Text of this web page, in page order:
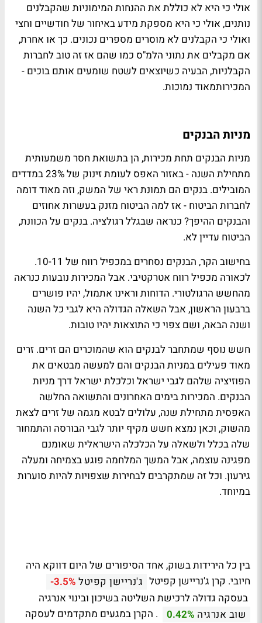
אולי כי היא לא כוללת את ההנחות המימוניות שהקבלנים
נותנים, אולי כי היא מספקת מידע באיחור של חודשיים וחצי
ואולי כי הקבלנים לא מוסרים מספרים נכונים. כך או אחרת,
אם מקבלים את נתוני הלמ"ס כמו שהם אז זה טוב לחברות
הקבלניות, הבעיה כשיוצאים לשטח שומעים אותם בוכים -
המכירותמאוד נמוכות.
מניות הבנקים
מניות הבנקים תחת מכירות, הן בתשואת חסר משמעותית
מתחילת השנה - באזור האפס לעומת זינוק של 23% במדדים
המובילים. בנקים הם תמונת ראי של המשק, וזה מאוד דומה
לחברות הביטוח - אז למה הביטוח מזנק בעשרות אחוזים
והבנקים ההיפך? כנראה שבגלל רגולציה. בנקים על הכוונת,
הביטוח עדיין לא.
בחישוב הקר, הבנקים נסחרים במכפיל רווח של 10-11.
לכאורה מכפיל רווח אטרקטיבי. אבל המכירות נובעות כנראה
מהחשש הרגולטורי. הדוחות וראינו אתמול, יהיו פושרים
ברבעון הראשון, אבל השאלה הגדולה היא לגבי כל השנה
ושנה הבאה, ושם צפוי כי התוצאות יהיו טובות.
חשש נוסף שמתחבר לבנקים הוא שהמוכרים הם זרים. זרים
מאוד פעילים במניות הבנקים והם למעשה מבטאים את
הפוזיציה שלהם לגבי ישראל וכלכלת ישראל דרך מניות
הבנקים. המכירות בימים האחרונים והתשואה החלשה
האפסית מתחילת שנה, עלולים לבטא מגמה של זרים לצאת
מהשוק, וכאן נמצא חשש מקיף יותר לגבי הבורסה והתמחור
שלה בכלל ולשאלה על הכלכלה הישראלית שאומנם
מפגינה עוצמה, אבל המשך המלחמה פוגע בצמיחה ומעלה
גירעון. וכל זה שמתקרבים לבחירות שצפויות להיות סוערות
במיוחד.
בין כל הירידות בשוק, אחד הסיפורים של היום דווקא היה
חיובי. קרן ג'נריישן קפיטל ג'נריישן קפיטל -3.5%
בעסקה גדולה לרכישת השליטה בשיכון ובינוי אנרגיה
שוב אנרגיה 0.42%
. הקרן במגעים מתקדמים לעסקה